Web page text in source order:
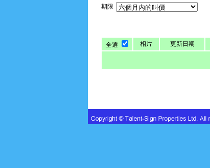
期限
全選
相片 更新日期